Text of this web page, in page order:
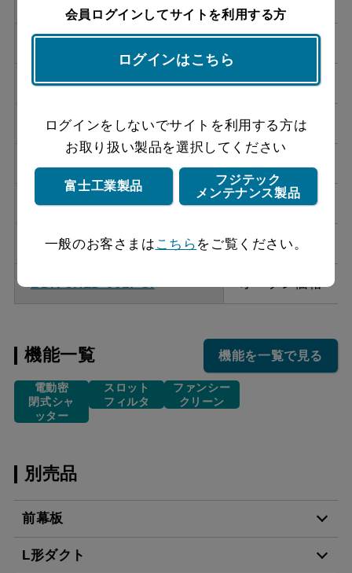
BDR-3HLD-7517 SI オープン価格
BDR-3HLD-901 BK オープン価格
BDR-3HLD-901 W オープン価格
BDR-3HLD-9017 BK オープン価格
BDR-3HLD-9017 W オープン価格
BDR-3HLD-9017 SI オープン価格
機能一覧 機能を一覧で見る
電動密
閉式シャ
ッター
スロット
フィルタ
ファンシー
クリーン
別売品
前幕板
L形ダクト
会員ログインしてサイトを利用する方
ログインはこちら
ログインをしないでサイトを利用する方は
お取り扱い製品を選択してください
富士工業製品
フジテック
メンテナンス製品
一般のお客さまは こちら をご覧ください。